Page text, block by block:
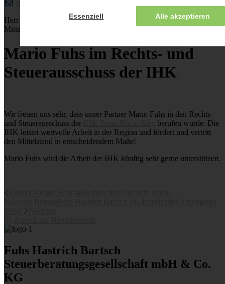
Essenziell Alle akzeptieren
Herr Fuhs berät schwerpunktmäßig in den Bereichen NPO und
Mittelstand.
Mario Fuhs im Rechts- und
Steuerausschuss der IHK
Wir freuen uns sehr, dass unser Partner Mario Fuhs in den Rechts-
und Steuerausschuss der
berufen wurde. Die
IHK leistet wertvolle Arbeit in der Region und fördert und vertritt
den Mittelstand in entscheidendem Maße!
Mario Fuhs wird die Arbeit der IHK künftig sehr gerne unterstützen.
Fuhs Hastrich Bartsch
Steuerberatungs­­gesellschaft mbH & Co.
KG